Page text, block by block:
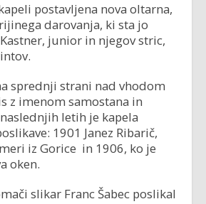
postavljena nova oltarna,
darovanja, ki sta jo
junior in njegov stric,
sprednji strani nad vhodom
z imenom samostana in
letih je kapela
1901 Janez Ribarič,
iz Gorice in 1906, ko je
oken.
slikar Franc Šabec poslikal